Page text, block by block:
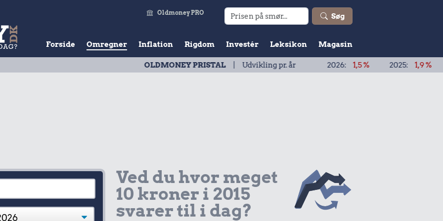
Søg
Oldmoney PRO
Forside Omregner Inflation Rigdom Investér Leksikon Magasin
OLDMONEY PRISTAL| Udvikling pr. år2026: 2025: 1,9 % 2024: 1,9
Ved du hvor meget
10 kroner i 2015
svarer til i dag?